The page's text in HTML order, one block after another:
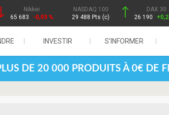
Nikkei
65 683
-0,93 %
NASDAQ 100
29 488 Pts (c)
DAX 30
26 190
INVESTIR S'INFORMER
DE 20 000 PRODUITS À 0€ DE